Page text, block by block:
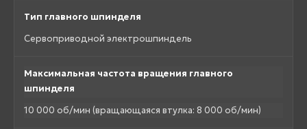
Тип главного шпинделя
Сервоприводной электрошпиндель
Максимальная частота вращения главного
шпинделя
10 000 об/мин (вращающаяся втулка: 8 000 об/мин)